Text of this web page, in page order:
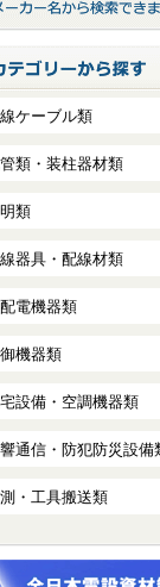
ケーブル類
類・装柱器材類
類
器具・配線材類
電機器類
機器類
設備・空調機器類
通信・防犯防災設備
・工具搬送類